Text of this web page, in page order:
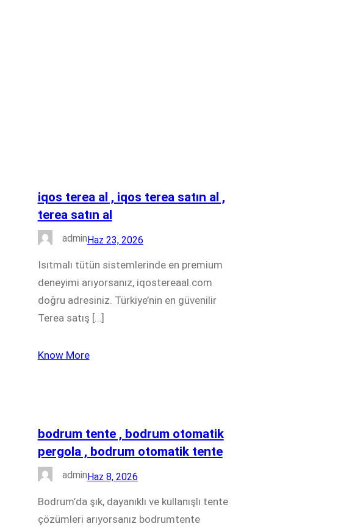
iqos terea al , iqos terea satın al ,
terea satın al
adminHaz 23, 2026
Isıtmalı tütün sistemlerinde en premium
deneyimi arıyorsanız, iqostereaal.com
doğru adresiniz. Türkiye’nin en güvenilir
Terea satış […]
Know More
bodrum tente , bodrum otomatik
pergola , bodrum otomatik tente
adminHaz 8, 2026
Bodrum’da şık, dayanıklı ve kullanışlı tente
çözümleri arıyorsanız bodrumtente